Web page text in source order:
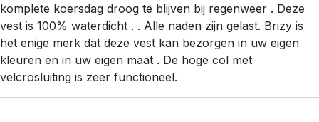
komplete koersdag droog te blijven bij regenweer . Deze
vest is 100% waterdicht . . Alle naden zijn gelast. Brizy is
het enige merk dat deze vest kan bezorgen in uw eigen
kleuren en in uw eigen maat . De hoge col met
velcrosluiting is zeer functioneel.